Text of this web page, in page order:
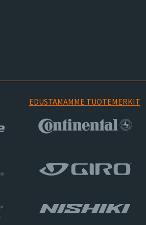
EDUSTAMAMME TUOTEMERKIT